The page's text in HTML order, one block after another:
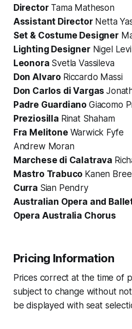
DirectorTama Matheson
Assistant DirectorNetta
Set & Costume Designer
Lighting DesignerNigel
Leonora Svetla Vassileva
Don Alvaro Riccardo Massi
Don Carlos di Vargas
Padre Guardiano Giacomo
Preziosilla Rinat Shaham
Fra Melitone Warwick Fyfe
Andrew Moran
Marchese di Calatrava
Mastro Trabuco Kanen
Curra Sian Pendry
Australian Opera and
Opera Australia Chorus
Pricing Information
Prices correct at the time of
subject to change without
be displayed with seat